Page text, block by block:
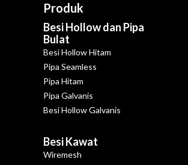
Produk
Besi Hollow dan Pipa
Bulat
Besi Hollow Hitam
Pipa Seamless
Pipa Hitam
Pipa Galvanis
Besi Hollow Galvanis
Besi Kawat
Wiremesh